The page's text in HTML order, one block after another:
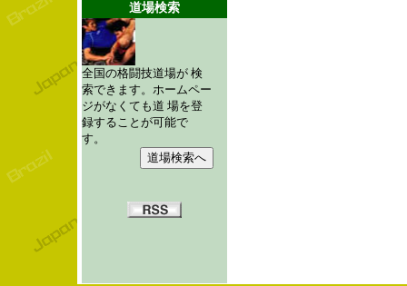
道場検索
全国の格闘技道場が 検
索できます。ホームペー
ジがなくても道 場を登
録することが可能で
す。